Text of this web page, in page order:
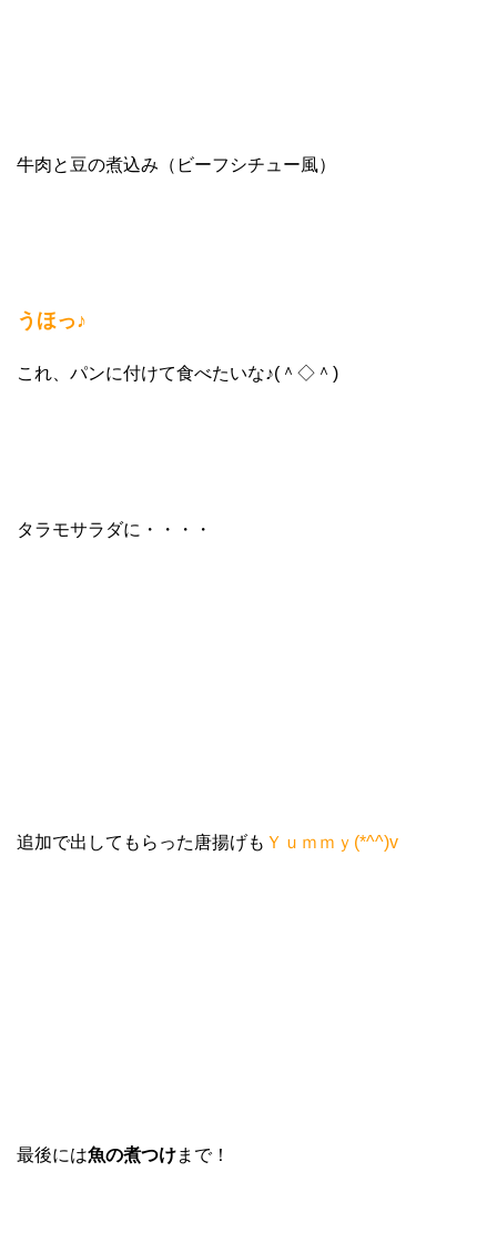
牛肉と豆の煮込み （ビーフシチュー風）
うほっ♪
これ、パンに付けて食べたいな♪(＾◇＾)
タラモサラダに・・・・
追加で出してもらった 唐揚げも Ｙｕｍｍｙ(*^^)v
最後には魚の煮つけまで！